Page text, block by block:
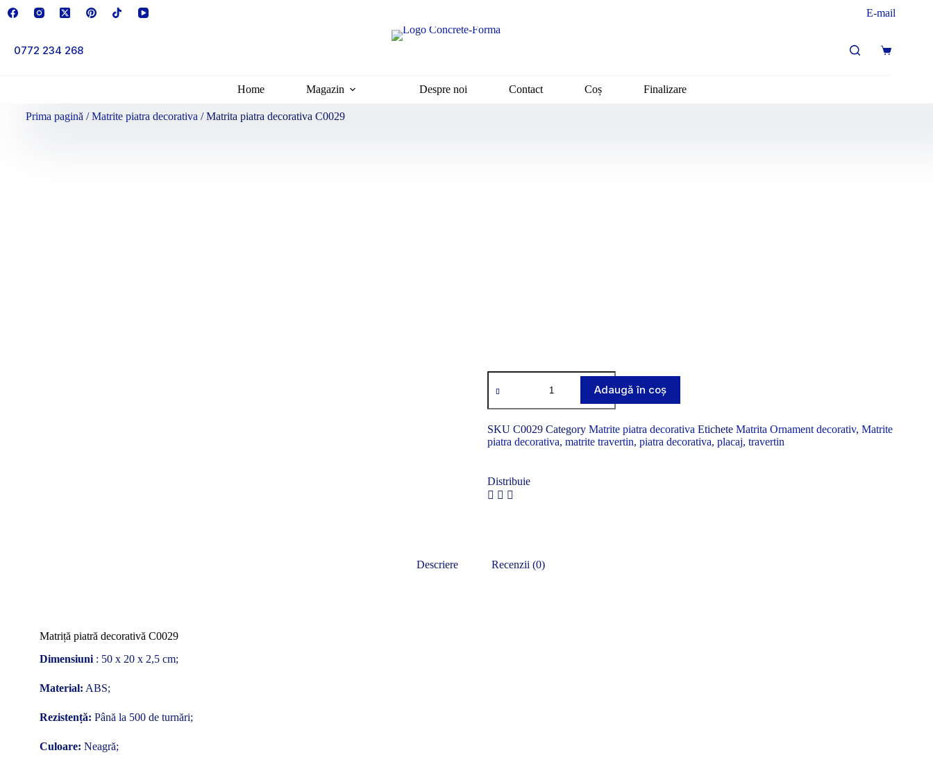
E-mail
0772 234 268
Home Magazin Despre noi Contact Coș Finalizare
Prima pagină /Matrite piatra decorativa / Matrita piatra decorativa C0029
Adaugă în coș
SKU C0029 Category Matrite piatra decorativa Etichete Matrita Ornament decorativ, Matrite
piatra decorativa, matrite travertin, piatra decorativa, placaj, travertin
Distribuie
Descriere Recenzii (0)
Matriță piatră decorativă C0029
Dimensiuni : 50 x 20 x 2,5 cm;
Material: ABS;
Rezistență: Până la 500 de turnări;
Culoare: Neagră;